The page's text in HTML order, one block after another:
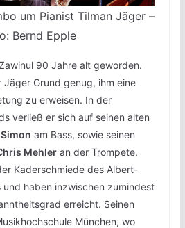
um Pianist Tilman Jäger –
Bernd Epple
90 Jahre alt geworden.
Grund genug, ihm eine
zu erweisen. In der
verließ er sich auf seinen alten
am Bass, sowie seinen
Mehleran der Trompete.
Kaderschmiede des Albert-
und haben inzwischen zumindest
erreicht. Seinen
München, wo